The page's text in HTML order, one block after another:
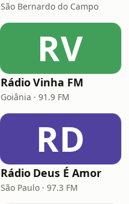
São Bernardo do Campo
RV
Rádio Vinha FM
Goiânia · 91.9 FM
RD
Rádio Deus É Amor
São Paulo · 97.3 FM